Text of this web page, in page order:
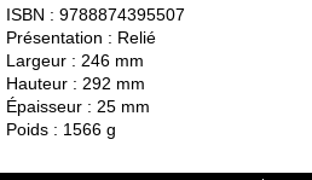
ISBN : 9788874395507
Présentation : Relié
Largeur : 246 mm
Hauteur : 292 mm
Épaisseur : 25 mm
Poids : 1566 g